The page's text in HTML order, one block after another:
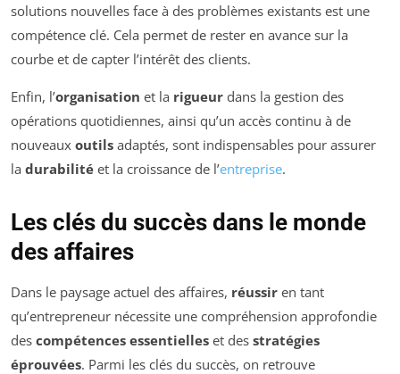
solutions nouvelles face à des problèmes existants est une
compétence clé. Cela permet de rester en avance sur la
courbe et de capter l’intérêt des clients.
Enfin, l’organisation et la rigueur dans la gestion des
opérations quotidiennes, ainsi qu’un accès continu à de
nouveaux outils adaptés, sont indispensables pour assurer
la durabilité et la croissance de l’entreprise.
Les clés du succès dans le monde
des affaires
Dans le paysage actuel des affaires, réussir en tant
qu’entrepreneur nécessite une compréhension approfondie
des compétences essentielles et des stratégies
éprouvées. Parmi les clés du succès, on retrouve